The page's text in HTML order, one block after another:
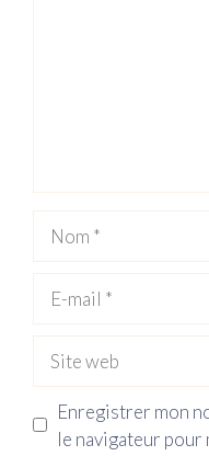
mail
web
Enregistrer mon
le navigateur pour